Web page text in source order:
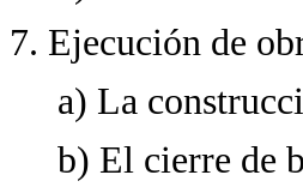
7. Ejecución de
a) La
b) El cierre de